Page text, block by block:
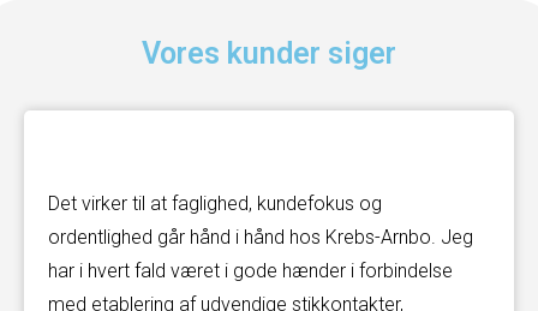
Vores kunder siger
Det virker til at faglighed, kundefokus og
ordentlighed går hånd i hånd hos Krebs-Arnbo. Jeg
har i hvert fald været i gode hænder i forbindelse
med etablering af udvendige stikkontakter,